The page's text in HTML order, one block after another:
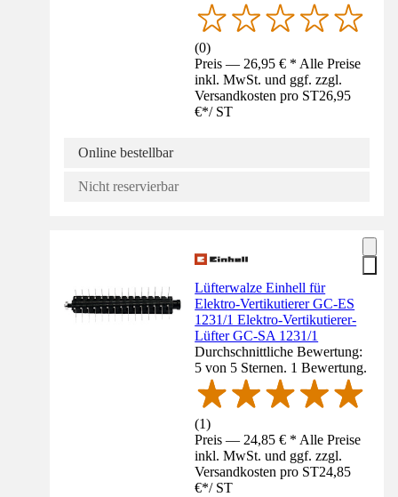
(0)
Preis — 26,95 € * Alle Preise
inkl. MwSt. und ggf. zzgl.
Versandkosten pro ST26,95
€*/ ST
Online bestellbar
Nicht reservierbar
Lüfterwalze Einhell für
Elektro-Vertikutierer GC-ES
1231/1 Elektro-Vertikutierer-
Lüfter GC-SA 1231/1
Durchschnittliche Bewertung:
5 von 5 Sternen. 1 Bewertung.
(1)
Preis — 24,85 € * Alle Preise
inkl. MwSt. und ggf. zzgl.
Versandkosten pro ST24,85
€*/ ST